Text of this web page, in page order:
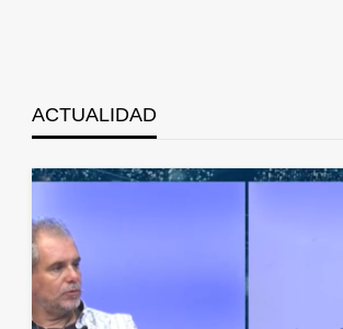
ACTUALIDAD